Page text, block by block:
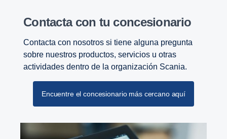
Contacta con tu conce­sio­nario
Contacta con nosotros si tiene alguna pregunta
sobre nuestros productos, servicios u otras
actividades dentro de la organización Scania.
Encuentre el concesionario más cercano aquí